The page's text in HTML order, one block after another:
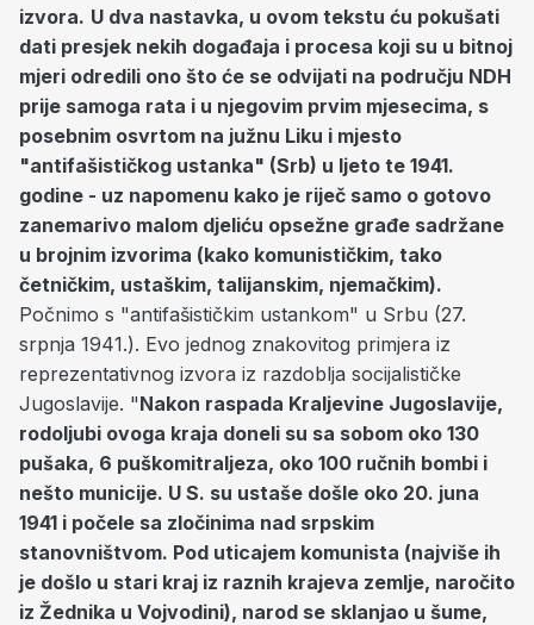
izvora. U dva nastavka, u ovom tekstu ću pokušati
dati presjek nekih događaja i procesa koji su u bitnoj
mjeri odredili ono što će se odvijati na području NDH
prije samoga rata i u njegovim prvim mjesecima, s
posebnim osvrtom na južnu Liku i mjesto
"antifašističkog ustanka" (Srb) u ljeto te 1941.
godine - uz napomenu kako je riječ samo o gotovo
zanemarivo malom djeliću opsežne građe sadržane
u brojnim izvorima (kako komunističkim, tako
četničkim, ustaškim, talijanskim, njemačkim).
Počnimo s "antifašističkim ustankom" u Srbu (27.
srpnja 1941.). Evo jednog znakovitog primjera iz
reprezentativnog izvora iz razdoblja socijalističke
Jugoslavije. "Nakon raspada Kraljevine Jugoslavije,
rodoljubi ovoga kraja doneli su sa sobom oko 130
pušaka, 6 puškomitraljeza, oko 100 ručnih bombi i
nešto municije. U S. su ustaše došle oko 20. juna
1941 i počele sa zločinima nad srpskim
stanovništvom. Pod uticajem komunista (najviše ih
je došlo u stari kraj iz raznih krajeva zemlje, naročito
iz Žednika u Vojvodini), narod se sklanjao u šume,